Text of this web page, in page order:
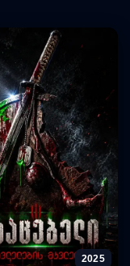
2025